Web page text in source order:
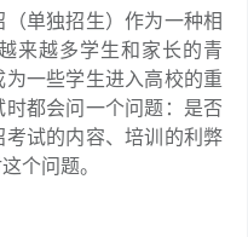
单独招生）作为一种相
来越多学生和家长的青
一些学生进入高校的重
都会问一个问题：是否
试的内容、培训的利弊
个问题。